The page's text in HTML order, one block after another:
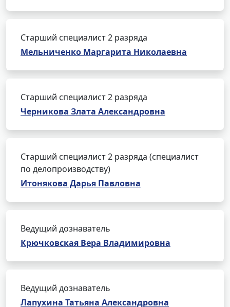
Старший специалист 2 разряда
Мельниченко Маргарита Николаевна
Старший специалист 2 разряда
Черникова Злата Александровна
Старший специалист 2 разряда (специалист
по делопроизводству)
Итонякова Дарья Павловна
Ведущий дознаватель
Крючковская Вера Владимировна
Ведущий дознаватель
Лапухина Татьяна Александровна